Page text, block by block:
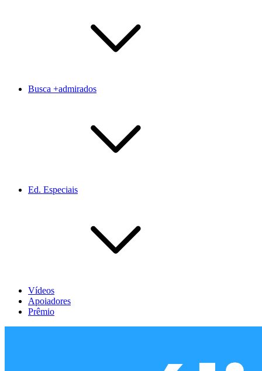
Busca +admirados
Ed. Especiais
Vídeos
Apoiadores
Prêmio